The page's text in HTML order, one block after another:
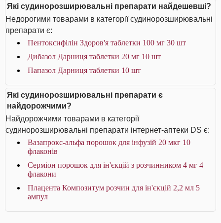
Які судинорозширювальні препарати найдешевші?
Недорогими товарами в категорії судинорозширювальні
препарати є:
Пентоксифілін Здоров'я таблетки 100 мг 30 шт
Дибазол Дарниця таблетки 20 мг 10 шт
Папазол Дарниця таблетки 10 шт
Які судинорозширювальні препарати є
найдорожчими?
Найдорожчими товарами в категорії
судинорозширювальні препарати інтернет-аптеки DS є:
Вазапрокс-альфа порошок для інфузій 20 мкг 10
флаконів
Серміон порошок для ін'єкцій з розчинником 4 мг 4
флакони
Плацента Композитум розчин для ін'єкцій 2,2 мл 5
ампул